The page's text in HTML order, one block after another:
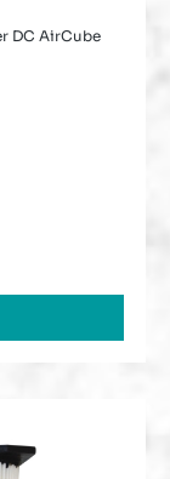
DC AirCube